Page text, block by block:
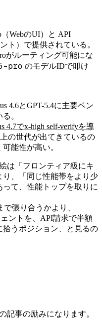
WebのUI）と API
ト）で提供されている。
がルーティング可能にな
pro のモデルIDで叩け
4.6とGPT-5.4に主要ベン
。
4.7でx-high self-verifyを導
の世代が出てきているの
能性が高い。
は「フロンティア級にキ
、「同じ性能帯をより少
て、性能トップを取りに
で張り合うかより、
ェントを、API請求で半額
うポジション、と見るの
記事の励みになります。